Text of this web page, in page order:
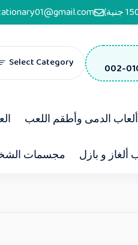
002-
Select Category
ألعاب الدمى وأطقم اللعب
ألغاز و بازل مجسمات